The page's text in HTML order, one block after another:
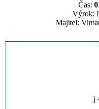
Čas:
Výrok:
Majitel:
j